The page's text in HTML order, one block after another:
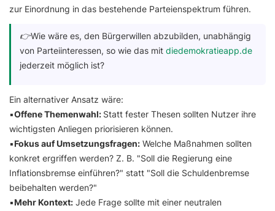
zur Einordnung in das bestehende Parteienspektrum führen.
👉Wie wäre es, den Bürgerwillen abzubilden, unabhängig
von Parteiinteressen, so wie das mit diedemokratieapp.de
jederzeit möglich ist?
Ein alternativer Ansatz wäre:
▪️Offene Themenwahl: Statt fester Thesen sollten Nutzer ihre
wichtigsten Anliegen priorisieren können.
▪️Fokus auf Umsetzungsfragen: Welche Maßnahmen sollten
konkret ergriffen werden? Z. B. "Soll die Regierung eine
Inflationsbremse einführen?" statt "Soll die Schuldenbremse
beibehalten werden?"
▪️Mehr Kontext: Jede Frage sollte mit einer neutralen